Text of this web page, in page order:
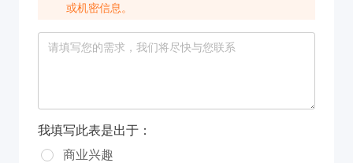
或机密信息。
我填写此表是出于：
商业兴趣